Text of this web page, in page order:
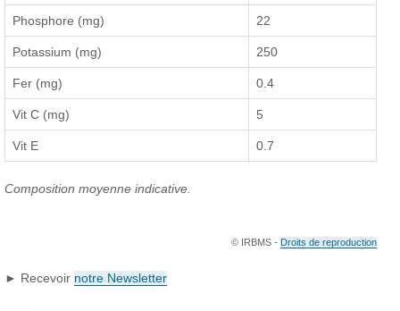
Phosphore (mg) 22
Potassium (mg) 250
Fer (mg) 0.4
Vit C (mg) 5
Vit E 0.7
Composition moyenne indicative.
© IRBMS - Droits de reproduction
► Recevoir notre Newsletter